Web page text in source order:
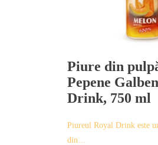
Piure din
Pepene
Drink, 750 ml
Piureul Royal Drink este
din…